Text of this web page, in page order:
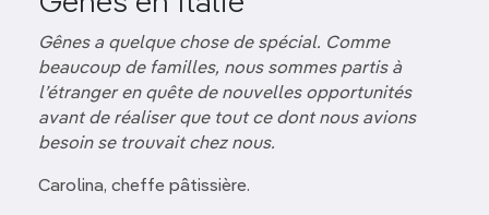
Gênes a quelque chose de spécial. Comme
beaucoup de familles, nous sommes partis à
l’étranger en quête de nouvelles opportunités
avant de réaliser que tout ce dont nous avions
besoin se trouvait chez nous.
Carolina, cheffe pâtissière.